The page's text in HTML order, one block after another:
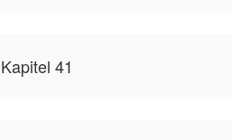
Kapitel 41